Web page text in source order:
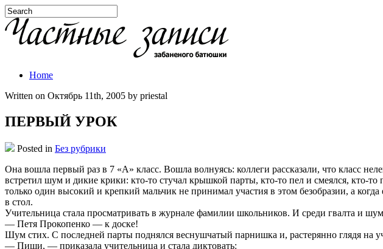
Home
Written on Октябрь 11th, 2005 by priestal
ПЕРВЫЙ УРОК
Posted in Без рубрики
Она вошла первый раз в 7 «А» класс. Вошла волнуясь: коллеги рассказали, что класс
встретил шум и дикие крики: кто-то стучал крышкой парты, кто-то пел и смеялся, кто-
только один высокий и крепкий мальчик не принимал участия в этом безобразии, а
в стол.
Учительница стала просматривать в журнале фамилии школьников. И среди гвалта и
— Петя Прокопенко — к доске!
Шум стих. С последней парты поднялся веснушчатый парнишка и, растерянно глядя на
— Пиши, — приказала учительница и стала диктовать: